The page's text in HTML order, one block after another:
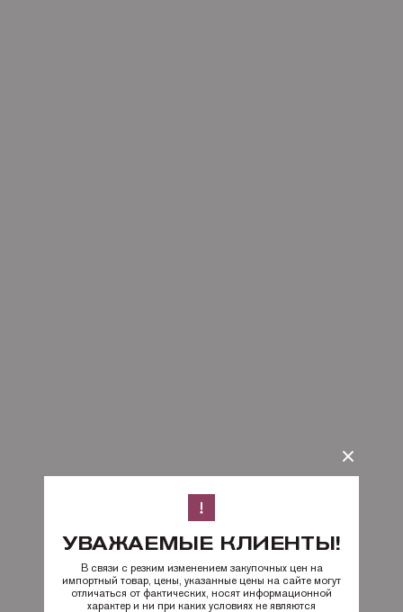
УВАЖАЕМЫЕ КЛИЕНТЫ!
В связи с резким изменением закупочных цен на
импортный товар, цены, указанные цены на сайте могут
отличаться от фактических, носят информационной
характер и ни при каких условиях не являются